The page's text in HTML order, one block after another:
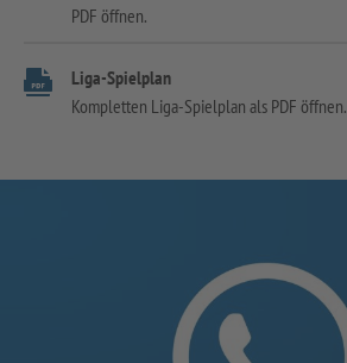
PDF öffnen.
Liga-Spielplan
Kompletten Liga-Spielplan als PDF öffnen.